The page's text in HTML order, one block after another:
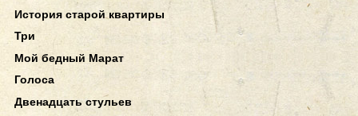
История старой квартиры
Три
Мой бедный Марат
Голоса
Двенадцать стульев